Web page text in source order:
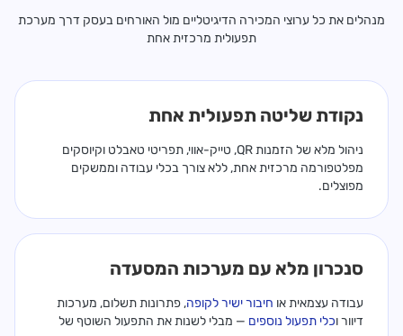
מנהלים את כל ערוצי המכירה הדיגיטליים מול האורחים בעסק דרך מערכת
תפעולית מרכזית אחת
נקודת שליטה תפעולית אחת
ניהול מלא של הזמנות QR, טייק-אווי, תפריטי טאבלט וקיוסקים
מפלטפורמה מרכזית אחת, ללא צורך בכלי עבודה וממשקים
מפוצלים.
סנכרון מלא עם מערכות המסעדה
עבודה עצמאית או חיבור ישיר לקופה, פתרונות תשלום, מערכות
דיוור וכלי תפעול נוספים — מבלי לשנות את התפעול השוטף של